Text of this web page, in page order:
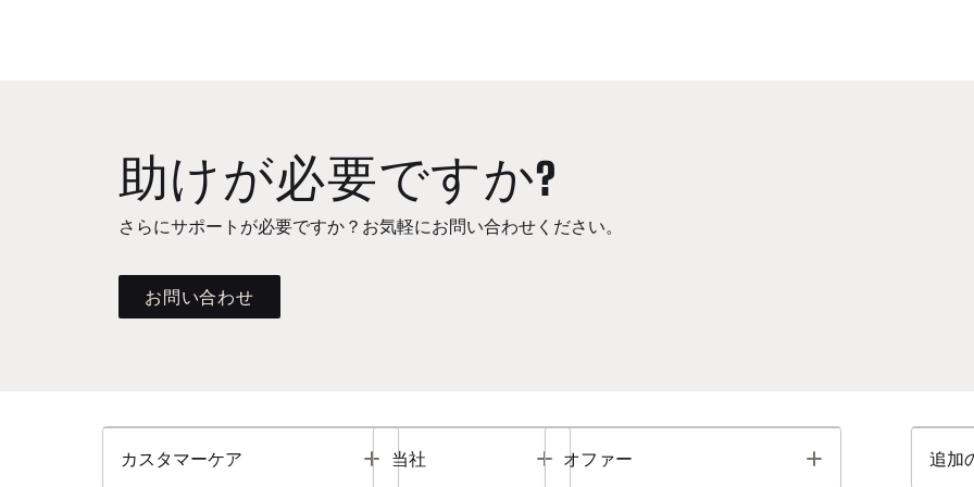
助けが必要ですか?
さらにサポートが必要ですか？お気軽にお問い合わせください。
お問い合わせ
カスタマーケア Toggle
当社 Toggle
オファー Toggle 追加